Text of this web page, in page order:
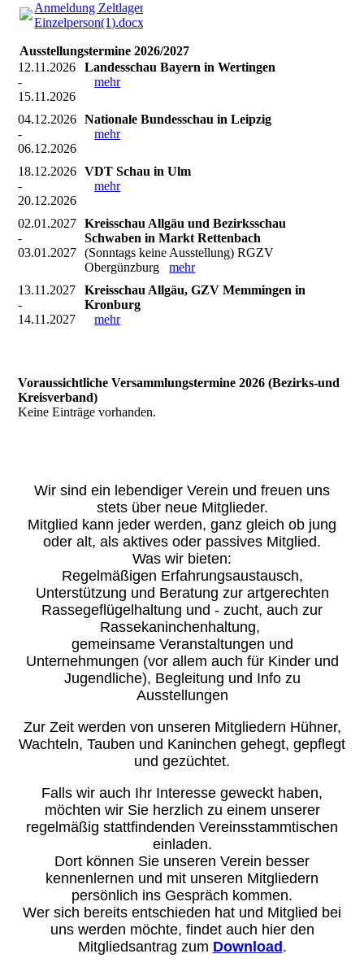
Anmeldung Zeltlager
Einzelperson(1).docx
Ausstellungstermine 2026/2027
12.11.2026
-
15.11.2026
Landesschau Bayern in Wertingen
mehr
04.12.2026
-
06.12.2026
Nationale Bundesschau in Leipzig
mehr
18.12.2026
-
20.12.2026
VDT Schau in Ulm
mehr
02.01.2027
-
03.01.2027
Kreisschau Allgäu und Bezirksschau
Schwaben in Markt Rettenbach
(Sonntags keine Ausstellung) RGZV
Obergünzburgmehr
13.11.2027
-
14.11.2027
Kreisschau Allgäu, GZV Memmingen in
Kronburg
mehr
Voraussichtliche Versammlungstermine 2026 (Bezirks-und
Kreisverband)
Keine Einträge vorhanden.
Wir sind ein lebendiger Verein und freuen uns
stets über neue Mitglieder.
Mitglied kann jeder werden, ganz gleich ob jung
oder alt, als aktives oder passives Mitglied.
Was wir bieten:
Regelmäßigen Erfahrungsaustausch,
Unterstützung und Beratung zur artgerechten
Rassegeflügelhaltung und - zucht, auch zur
Rassekaninchenhaltung,
gemeinsame Veranstaltungen und
Unternehmungen (vor allem auch für Kinder und
Jugendliche), Begleitung und Info zu
Ausstellungen
Zur Zeit werden von unseren Mitgliedern Hühner,
Wachteln, Tauben und Kaninchen gehegt, gepflegt
und gezüchtet.
Falls wir auch Ihr Interesse geweckt haben,
möchten wir Sie herzlich zu einem unserer
regelmäßig stattfindenden Vereinsstammtischen
einladen.
Dort können Sie unseren Verein besser
kennenlernen und mit unseren Mitgliedern
persönlich ins Gespräch kommen.
Wer sich bereits entschieden hat und Mitglied bei
uns werden möchte, findet auch hier den
Mitgliedsantrag zum Download .